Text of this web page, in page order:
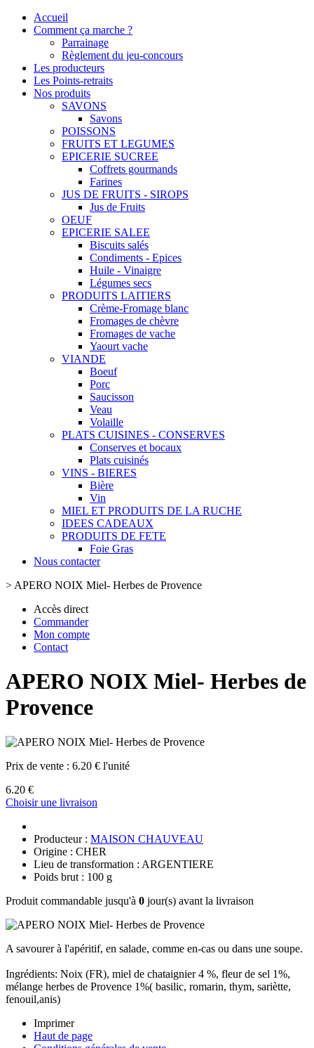
Accueil
Comment ça marche ?
Parrainage
Règlement du jeu-concours
Les producteurs
Les Points-retraits
Nos produits
SAVONS
Savons
POISSONS
FRUITS ET LEGUMES
EPICERIE SUCREE
Coffrets gourmands
Farines
JUS DE FRUITS - SIROPS
Jus de Fruits
OEUF
EPICERIE SALEE
Biscuits salés
Condiments - Epices
Huile - Vinaigre
Légumes secs
PRODUITS LAITIERS
Crème-Fromage blanc
Fromages de chèvre
Fromages de vache
Yaourt vache
VIANDE
Boeuf
Porc
Saucisson
Veau
Volaille
PLATS CUISINES - CONSERVES
Conserves et bocaux
Plats cuisinés
VINS - BIERES
Bière
Vin
MIEL ET PRODUITS DE LA RUCHE
IDEES CADEAUX
PRODUITS DE FETE
Foie Gras
Nous contacter
> APERO NOIX Miel- Herbes de Provence
Accès direct
Commander
Mon compte
Contact
APERO NOIX Miel- Herbes de
Provence
Prix de vente : 6.20 € l'unité
6.20 €
Choisir une livraison
Producteur : MAISON CHAUVEAU
Origine : CHER
Lieu de transformation : ARGENTIERE
Poids brut : 100 g
Produit commandable jusqu'à 0 jour(s) avant la livraison
A savourer à l'apéritif, en salade, comme en-cas ou dans une soupe.
Ingrédients: Noix (FR), miel de chataignier 4 %, fleur de sel 1%,
mélange herbes de Provence 1%( basilic, romarin, thym, sariètte,
fenouil,anis)
Imprimer
Haut de page